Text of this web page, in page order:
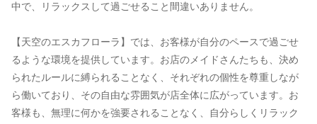
中で、リラックスして過ごせること間違いありません。
【天空のエスカフローラ】では、お客様が自分のペースで過ごせ
るような環境を提供しています。お店のメイドさんたちも、決め
られたルールに縛られることなく、それぞれの個性を尊重しなが
ら働いており、その自由な雰囲気が店全体に広がっています。お
客様も、無理に何かを強要されることなく、自分らしくリラック